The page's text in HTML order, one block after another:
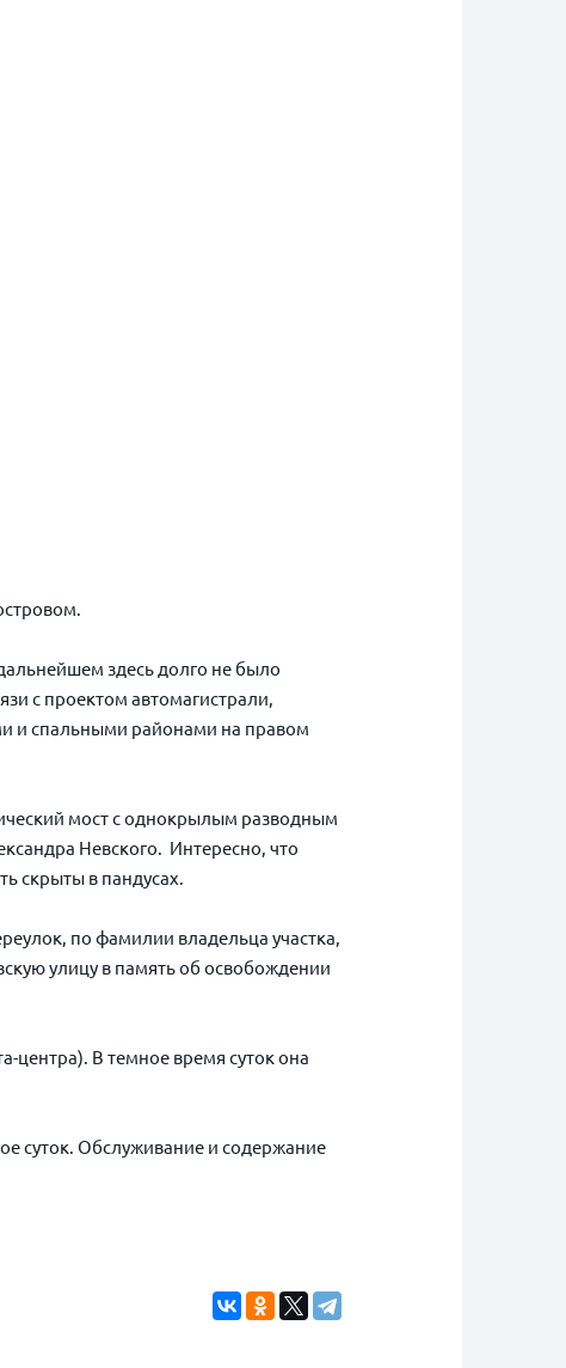
здесь долго не было
с проектом автомагистрали,
и спальными районами на правом
мост с однокрылым разводным
Невского. Интересно, что
скрыты в пандусах.
по фамилии владельца участка,
улицу в память об освобождении
В темное время суток она
суток. Обслуживание и содержание